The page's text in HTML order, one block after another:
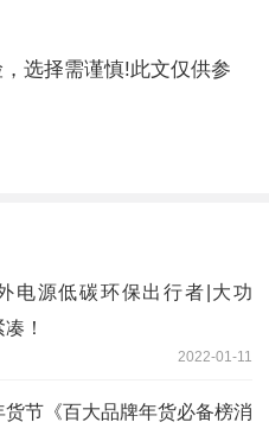
选择需谨慎!此文仅供参
电源低碳环保出行者|大功
！
2022-01-11
货节《百大品牌年货必备榜消